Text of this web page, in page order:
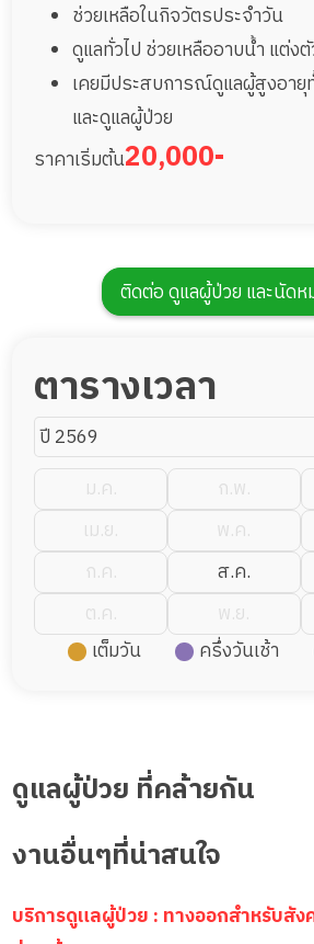
ช่วยเหลือในกิจวัตรประจำวัน
ดูแลทั่วไป ช่วยเหลืออาบน้ำ แต่ง
เคยมีประสบการณ์ดูแลผู้สูงอายุ
และดูแลผู้ป่วย
ราคาเริ่มต้น20,000-
ติดต่อ ดูแลผู้ป่วย และนัดห
ตารางเวลา
ม.ค. ก.พ.
เม.ย.
พ.ค.
ก.ค.
ส.ค.
ต.ค.
พ.ย.
เต็มวัน
ครึ่งวันเช้า
ดูแลผู้ป่วย ที่คล้ายกัน
งานอื่นๆที่น่าสนใจ
บริการดูแลผู้ป่วย : ทางออกสำหรับสัง